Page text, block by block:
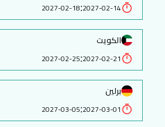
2027-02-14
:
2027-02-18
الكويت
2027-02-21
:
2027-02-25
برلين
2027-03-01
:
2027-03-05